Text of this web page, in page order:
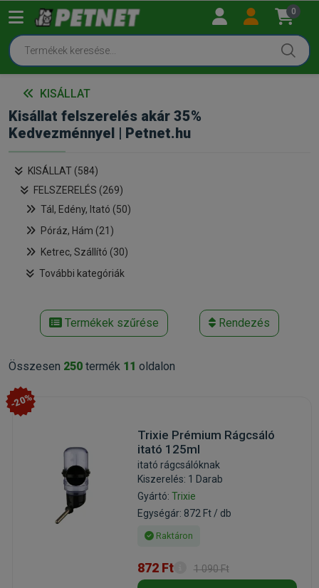
0
KISÁLLAT
Kisállat felszerelés akár 35%
Kedvezménnyel | Petnet.hu
KISÁLLAT (584)
FELSZERELÉS (269)
Tál, Edény, Itató (50)
Póráz, Hám (21)
Ketrec, Szállító (30)
További kategóriák
Termékek szűrése Rendezés
Összesen 250 termék 11 oldalon
-20%
Trixie Prémium Rágcsáló
itató 125ml
itató rágcsálóknak
Kiszerelés: 1 Darab
Gyártó: Trixie
Egységár: 872 Ft / db
Raktáron
872 Ft 1 090 Ft